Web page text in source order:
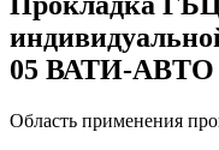
05 ВАТИ-АВТО
Область применения